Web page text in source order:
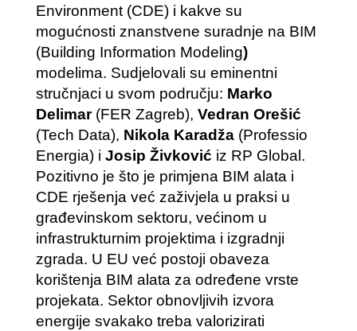
Environment (CDE) i kakve su
mogućnosti znanstvene suradnje na BIM
(Building Information Modeling)
modelima. Sudjelovali su eminentni
stručnjaci u svom području: Marko
Delimar(FER Zagreb), Vedran Orešić
(Tech Data), Nikola Karadža(Professio
Energia) i Josip Živković iz RP Global.
Pozitivno je što je primjena BIM alata i
CDE rješenja već zaživjela u praksi u
građevinskom sektoru, većinom u
infrastrukturnim projektima i izgradnji
zgrada. U EU već postoji obaveza
korištenja BIM alata za određene vrste
projekata. Sektor obnovljivih izvora
energije svakako treba valorizirati